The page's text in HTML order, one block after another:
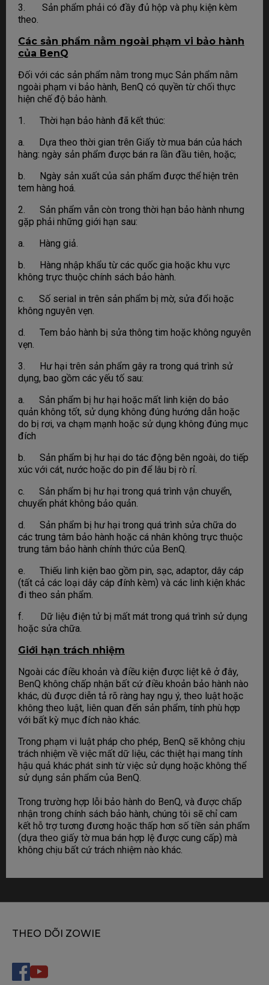
3. Sản phẩm phải có đầy đủ hộp và phụ kiện kèm
theo.
Các sản phẩm nằm ngoài phạm vi bảo hành
của BenQ
Đối với các sản phẩm nằm trong mục Sản phẩm nằm
ngoài phạm vi bảo hành, BenQ có quyền từ chối thực
hiện chế độ bảo hành.
1. Thời hạn bảo hành đã kết thúc:
a. Dựa theo thời gian trên Giấy tờ mua bán của hách
hàng: ngày sản phẩm được bán ra lần đầu tiên, hoặc;
b. Ngày sản xuất của sản phẩm được thể hiện trên
tem hàng hoá.
2. Sản phẩm vẫn còn trong thời hạn bảo hành nhưng
gặp phải những giới hạn sau:
a. Hàng giả.
b. Hàng nhập khẩu từ các quốc gia hoặc khu vực
không trực thuộc chính sách bảo hành.
c. Số serial in trên sản phẩm bị mờ, sửa đổi hoặc
không nguyên vẹn.
d. Tem bảo hành bị sửa thông tim hoặc không nguyên
vẹn.
3. Hư hại trên sản phẩm gây ra trong quá trình sử
dụng, bao gồm các yếu tố sau:
a. Sản phẩm bị hư hại hoặc mất linh kiện do bảo
quản không tốt, sử dụng không đúng hướng dẫn hoặc
do bị rơi, va chạm mạnh hoặc sử dụng không đúng mục
đích
b. Sản phẩm bị hư hại do tác động bên ngoài, do tiếp
xúc với cát, nước hoặc do pin để lâu bị rò rỉ.
c. Sản phẩm bị hư hại trong quá trình vận chuyển,
chuyển phát không bảo quản.
d. Sản phẩm bị hư hại trong quá trình sửa chữa do
các trung tâm bảo hành hoặc cá nhân không trực thuộc
trung tâm bảo hành chính thức của BenQ.
e. Thiếu linh kiện bao gồm pin, sạc, adaptor, dây cáp
(tất cả các loại dây cáp đính kèm) và các linh kiện khác
đi theo sản phẩm.
f. Dữ liệu điện tử bị mất mát trong quá trình sử dụng
hoặc sửa chữa.
Giới hạn trách nhiệm
Ngoài các điều khoản và điều kiện được liệt kê ở đây,
BenQ không chấp nhận bất cứ điều khoản bảo hành nào
khác, dù được diễn tả rõ ràng hay ngụ ý, theo luật hoặc
không theo luật, liên quan đến sản phẩm, tính phù hợp
với bất kỳ mục đích nào khác.
Trong phạm vi luật pháp cho phép, BenQ sẽ không chịu
trách nhiệm về việc mất dữ liệu, các thiệt hại mang tính
hậu quả khác phát sinh từ việc sử dụng hoặc không thể
sử dụng sản phẩm của BenQ.
Trong trường hợp lỗi bảo hành do BenQ, và được chấp
nhận trong chính sách bảo hành, chúng tôi sẽ chỉ cam
kết hỗ trợ tương đương hoặc thấp hơn số tiền sản phẩm
(dựa theo giấy tờ mua bán hợp lệ được cung cấp) mà
không chịu bất cứ trách nhiệm nào khác.
THEO DÕI ZOWIE